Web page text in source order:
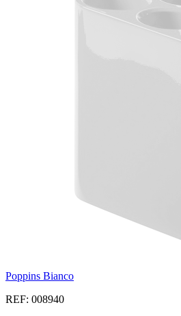
Poppins Bianco
REF: 008940